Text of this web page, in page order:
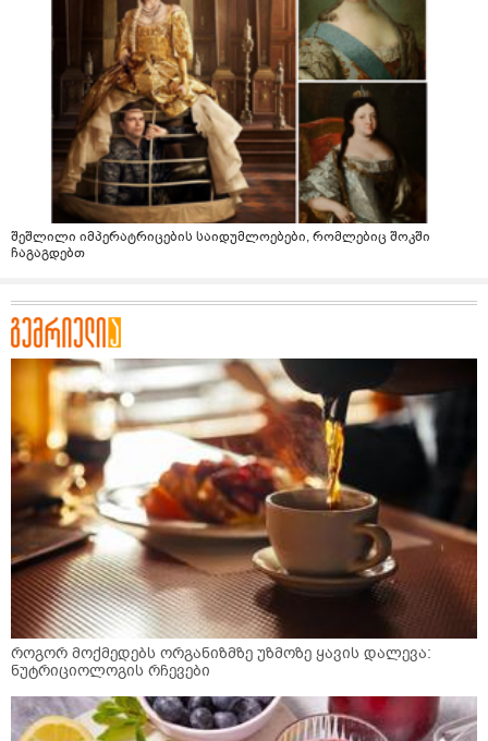
შეშლილი იმპერატრიცების საიდუმლოებები, რომლებიც შოკში
ჩაგაგდებთ
როგორ მოქმედებს ორგანიზმზე უზმოზე ყავის დალევა:
ნუტრიციოლოგის რჩევები